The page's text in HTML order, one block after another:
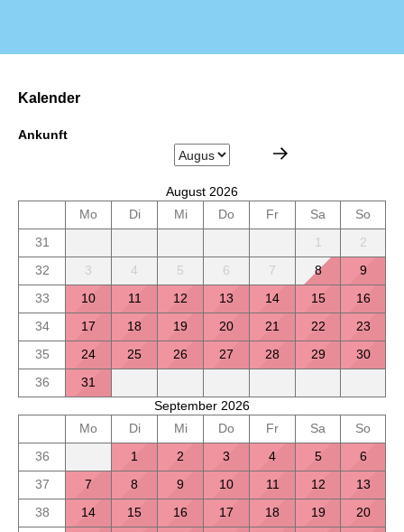
Kalender
Ankunft
August 2026
Mo
Di Mi Do Fr Sa
So
31
1
2
32
3 4 5 6 7 8
9
33
10 11 12 13 14 15
16
34
17 18 19 20 21 22
23
35
24 25 26 27 28 29
30
36
31
September 2026
Mo
Di Mi Do Fr Sa
So
36
1 2 3 4 5
6
37
7 8 9 10 11 12
13
38
14 15 16 17 18 19
20